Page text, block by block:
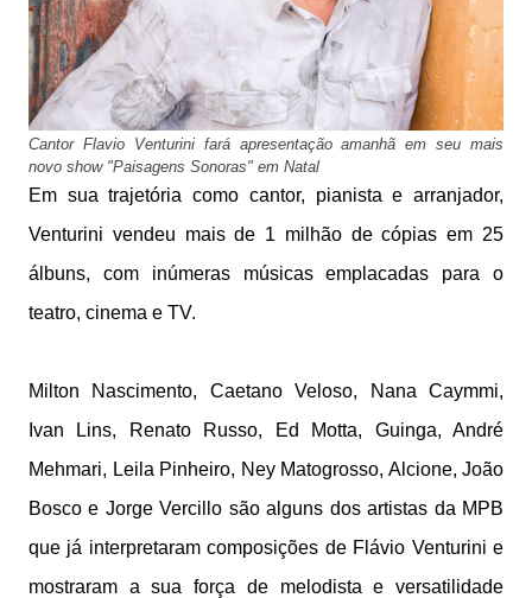
Cantor Flavio Venturini fará apresentação amanhã em seu mais
novo show "Paisagens Sonoras" em Natal
Em sua trajetória como cantor, pianista e arranjador,
Venturini vendeu mais de 1 milhão de cópias em 25
álbuns, com inúmeras músicas emplacadas para o
teatro, cinema e TV.
Milton Nascimento, Caetano Veloso, Nana Caymmi,
Ivan Lins, Renato Russo, Ed Motta, Guinga, André
Mehmari, Leila Pinheiro, Ney Matogrosso, Alcione, João
Bosco e Jorge Vercillo são alguns dos artistas da MPB
que já interpretaram composições de Flávio Venturini e
mostraram a sua força de melodista e versatilidade